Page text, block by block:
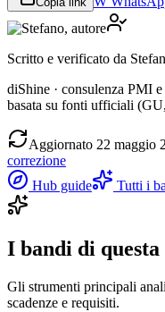
Scritto e verificato da
diShine · consulenza PMI
basata su fonti ufficiali
Aggiornato 22 maggio
correzione
Hub guide
Tutti i
I bandi di questa
Gli strumenti principali
scadenze e requisiti.